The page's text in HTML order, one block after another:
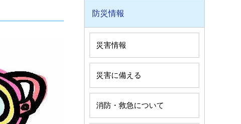
防災情報
災害情報
災害に備える
消防・救急について